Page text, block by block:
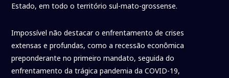
Estado, em todo o território sul-mato-grossense.
Impossível não destacar o enfrentamento de crises
extensas e profundas, como a recessão econômica
preponderante no primeiro mandato, seguida do
enfrentamento da trágica pandemia da COVID-19,